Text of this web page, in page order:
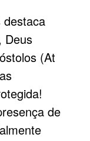
destaca
Deus
(At
de